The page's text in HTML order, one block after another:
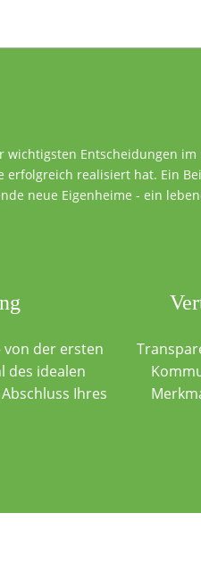
wichtigsten Entscheidungen
erfolgreich realisiert hat. Ein
neue Eigenheime - ein
von der ersten
des idealen
Ihres